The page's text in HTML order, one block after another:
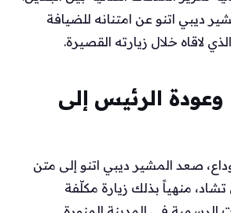
ديبي اتنو عن امتنانه للضيافة
لاقاه خلال زيارته القصيرة.
وعودة الرئيس إلى
صعد المشير ديبي اتنو إلى متن
تشاد، منهياً بذلك زيارة مكلّفة